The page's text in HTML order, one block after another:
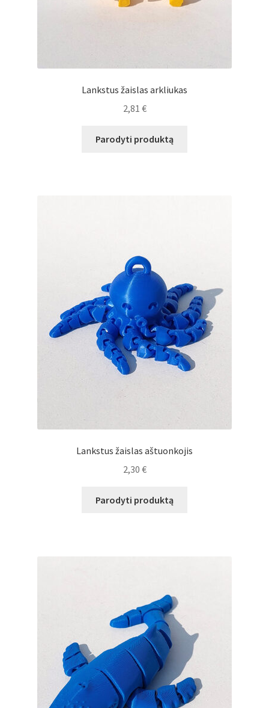
Lankstus žaislas arkliukas
2,81 €
Parodyti produktą
Lankstus žaislas aštuonkojis
2,30 €
Parodyti produktą